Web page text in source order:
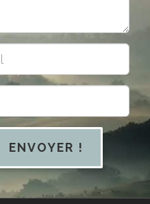
ENVOYER !